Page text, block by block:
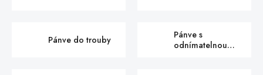
Pánve do trouby
Pánve s
odnímatelnou